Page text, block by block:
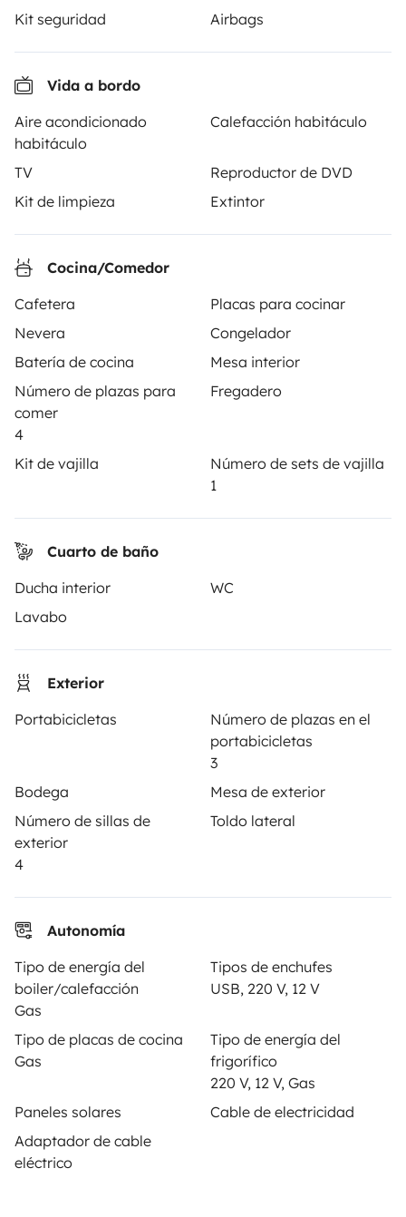
Kit seguridad
Airbags
Vida a bordo
Aire acondicionado
habitáculo
Calefacción habitáculo
TV
Reproductor de DVD
Kit de limpieza
Extintor
Cocina/Comedor
Cafetera
Placas para cocinar
Nevera
Congelador
Batería de cocina
Mesa interior
Número de plazas para
comer
4
Fregadero
Kit de vajilla
Número de sets de vajilla
1
Cuarto de baño
Ducha interior
WC
Lavabo
Exterior
Portabicicletas
Número de plazas en el
portabicicletas
3
Bodega
Mesa de exterior
Número de sillas de
exterior
4
Toldo lateral
Autonomía
Tipo de energía del
boiler/calefacción
Gas
Tipos de enchufes
USB, 220 V, 12 V
Tipo de placas de cocina
Gas
Tipo de energía del
frigorífico
220 V, 12 V, Gas
Paneles solares
Cable de electricidad
Adaptador de cable
eléctrico
Yescapa es una plataforma que facilita y asegura el
alquiler de autocaravanas y furgonetas campers entre
particulares. La plataforma tiene el papel de
intermediario de confianza y propone una solución
llave en mano para unas vacaciones en total libertad y
3.88/5 sobre 1170 opiniones de usuarios en Trusted
Shops
Instagram
X Facebook
ALQUILER AUTOCARAVANAS
¿Cómo funciona?
Alquilar una autocaravana
Anunciar un vehículo
Contrato de alquiler
Asistencias de alquiler
Ayuda propietario
Medios de pago seguros
Descargar en
Disponible en
Blog Contáctanos Empleo
CGU
Confidencialidad